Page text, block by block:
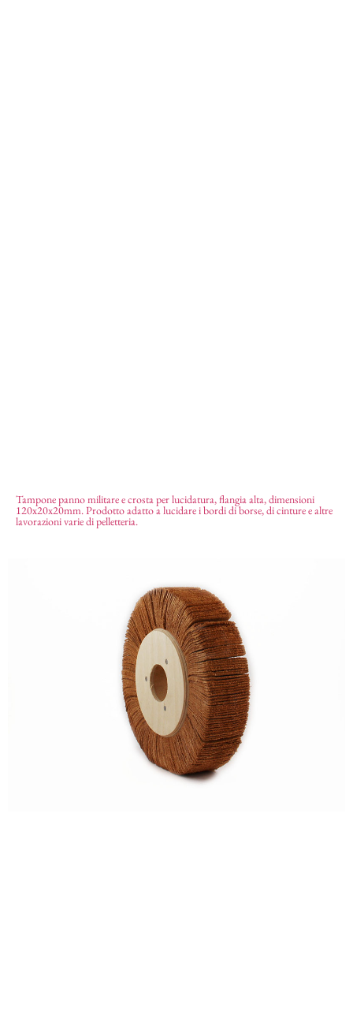
Tampone panno crosta flangia alta 21,35€
Tampone panno militare e crosta per lucidatura, flangia alta, dimensioni
120x20x20mm. Prodotto adatto a lucidare i bordi di borse, di cinture e altre
lavorazioni varie di pelletteria.